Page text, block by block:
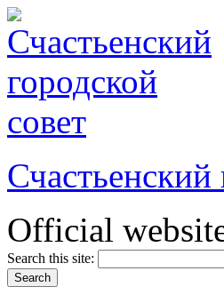
Счастьенский
Official
Search this site: